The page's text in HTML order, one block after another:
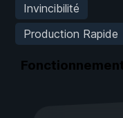
Invincibilité
Production Rapide